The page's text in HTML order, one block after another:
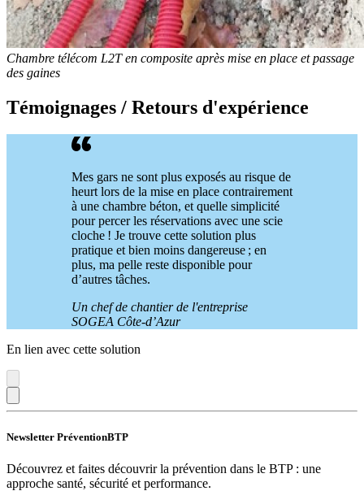
Chambre télécom L2T en composite après mise en place et passage
des gaines
Témoignages / Retours d'expérience
Mes gars ne sont plus exposés au risque de
heurt lors de la mise en place contrairement
à une chambre béton, et quelle simplicité
pour percer les réservations avec une scie
cloche ! Je trouve cette solution plus
pratique et bien moins dangereuse ; en
plus, ma pelle reste disponible pour
d’autres tâches.
Un chef de chantier de l'entreprise
SOGEA Côte-d’Azur
En lien avec cette solution
Newsletter PréventionBTP
Découvrez et faites découvrir la prévention dans le BTP : une
approche santé, sécurité et performance.